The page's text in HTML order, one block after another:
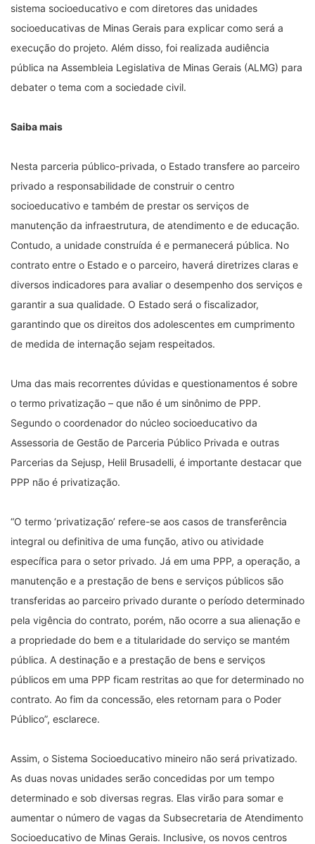
sistema socioeducativo e com diretores das unidades
socioeducativas de Minas Gerais para explicar como será a
execução do projeto. Além disso, foi realizada audiência
pública na Assembleia Legislativa de Minas Gerais (ALMG) para
debater o tema com a sociedade civil.
Saiba mais
Nesta parceria público-privada, o Estado transfere ao parceiro
privado a responsabilidade de construir o centro
socioeducativo e também de prestar os serviços de
manutenção da infraestrutura, de atendimento e de educação.
Contudo, a unidade construída é e permanecerá pública. No
contrato entre o Estado e o parceiro, haverá diretrizes claras e
diversos indicadores para avaliar o desempenho dos serviços e
garantir a sua qualidade. O Estado será o fiscalizador,
garantindo que os direitos dos adolescentes em cumprimento
de medida de internação sejam respeitados.
Uma das mais recorrentes dúvidas e questionamentos é sobre
o termo privatização – que não é um sinônimo de PPP.
Segundo o coordenador do núcleo socioeducativo da
Assessoria de Gestão de Parceria Público Privada e outras
Parcerias da Sejusp, Helil Brusadelli, é importante destacar que
PPP não é privatização.
“O termo ‘privatização’ refere-se aos casos de transferência
integral ou definitiva de uma função, ativo ou atividade
específica para o setor privado. Já em uma PPP, a operação, a
manutenção e a prestação de bens e serviços públicos são
transferidas ao parceiro privado durante o período determinado
pela vigência do contrato, porém, não ocorre a sua alienação e
a propriedade do bem e a titularidade do serviço se mantém
pública. A destinação e a prestação de bens e serviços
públicos em uma PPP ficam restritas ao que for determinado no
contrato. Ao fim da concessão, eles retornam para o Poder
Público”, esclarece.
Assim, o Sistema Socioeducativo mineiro não será privatizado.
As duas novas unidades serão concedidas por um tempo
determinado e sob diversas regras. Elas virão para somar e
aumentar o número de vagas da Subsecretaria de Atendimento
Socioeducativo de Minas Gerais. Inclusive, os novos centros